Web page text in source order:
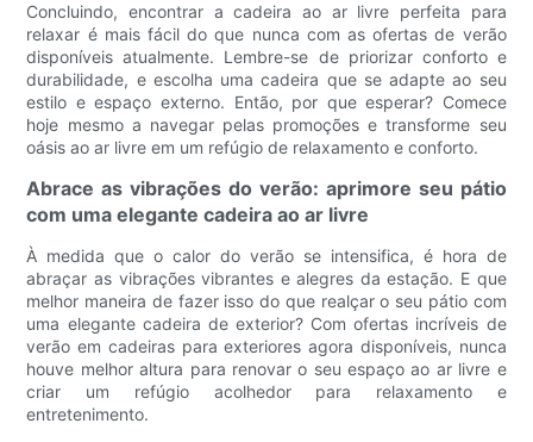
Concluindo, encontrar a cadeira ao ar livre perfeita para
relaxar é mais fácil do que nunca com as ofertas de verão
disponíveis atualmente. Lembre-se de priorizar conforto e
durabilidade, e escolha uma cadeira que se adapte ao seu
estilo e espaço externo. Então, por que esperar? Comece
hoje mesmo a navegar pelas promoções e transforme seu
oásis ao ar livre em um refúgio de relaxamento e conforto.
Abrace as vibrações do verão: aprimore seu pátio
com uma elegante cadeira ao ar livre
À medida que o calor do verão se intensifica, é hora de
abraçar as vibrações vibrantes e alegres da estação. E que
melhor maneira de fazer isso do que realçar o seu pátio com
uma elegante cadeira de exterior? Com ofertas incríveis de
verão em cadeiras para exteriores agora disponíveis, nunca
houve melhor altura para renovar o seu espaço ao ar livre e
criar um refúgio acolhedor para relaxamento e
entretenimento.